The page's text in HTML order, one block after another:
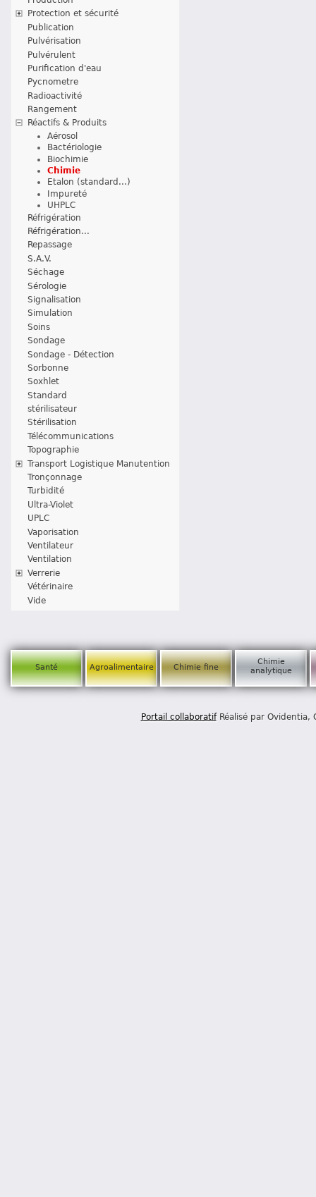
Protection et sécurité
Publication
Pulvérisation
Pulvérulent
Purification d'eau
Pycnometre
Radioactivité
Rangement
Réactifs & Produits
Aérosol
Bactériologie
Biochimie
Chimie
Etalon (standard...)
Impureté
UHPLC
Réfrigération
Réfrigération...
Repassage
S.A.V.
Séchage
Sérologie
Signalisation
Simulation
Soins
Sondage
Sondage - Détection
Sorbonne
Soxhlet
Standard
stérilisateur
Stérilisation
Télécommunications
Topographie
Transport Logistique Manutention
Tronçonnage
Turbidité
Ultra-Violet
UPLC
Vaporisation
Ventilateur
Ventilation
Verrerie
Vétérinaire
Vide
Santé Agroalimentaire Chimie fine
Chimie
analytique
Portail collaboratifRéalisé par Ovidentia,